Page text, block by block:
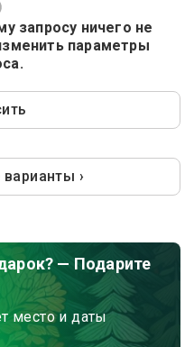
запросу ничего не
параметры
›
— Подарите
место и даты